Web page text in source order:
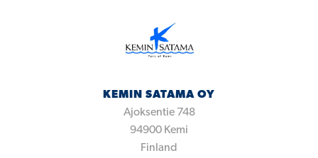
KEMIN SATAMA OY
Ajoksentie 748
94900 Kemi
Finland